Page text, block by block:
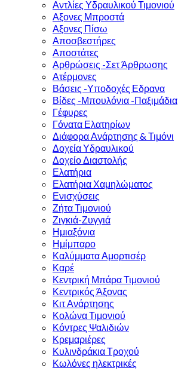
Αντλίες Υδραυλικού Τιμονιού
Αξονες Μπροστά
Αξονες Πίσω
Αποσβεστήρες
Αποστάτες
Αρθρώσεις -Σετ Άρθρωσης
Ατέρμονες
Βάσεις -Υποδοχές Εδρανα
Βίδες -Μπουλόνια -Παξιμάδια
Γέφυρες
Γόνατα Ελατηρίων
Διάφορα Ανάρτησης & Τιμόνι
Δοχεία Υδραυλικού
Δοχείο Διαστολής
Ελατήρια
Ελατήρια Χαμηλώματος
Ενισχύσεις
Ζήτα Τιμονιού
Ζιγκιά-Ζυγγιά
Ημιαξόνια
Ημίμπαρο
Καλύμματα Αμορτισέρ
Καρέ
Κεντρική Μπάρα Τιμονιού
Κεντρικός Άξονας
Κιτ Ανάρτησης
Κολώνα Τιμονιού
Κόντρες Ψαλιδιών
Κρεμαριέρες
Κυλινδράκια Τροχού
Κωλόνες ηλεκτρικές